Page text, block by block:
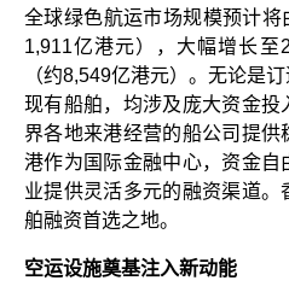
全球绿色航运市场规模预计
1,911亿港元），大幅增长至
（约8,549亿港元）。无论是
现有船舶，均涉及庞大资金
界各地来港经营的船公司提
港作为国际金融中心，资金
业提供灵活多元的融资渠道
舶融资首选之地。
空运设施奠基注入新动能